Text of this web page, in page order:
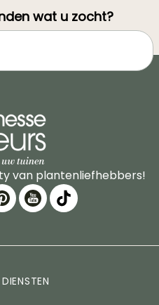
wat u zocht?
van plantenliefhebbers!
DIENSTEN